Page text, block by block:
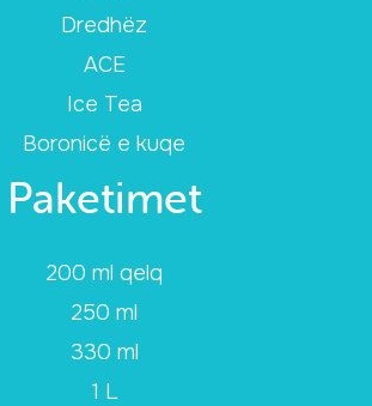
Dredhëz
ACE
Ice Tea
Boronicë e kuqe
Paketimet
200 ml qelq
250 ml
330 ml
1 L